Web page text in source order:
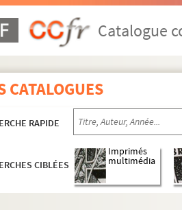
Catalogue
CATALOGUES
RAPIDE
CIBLÉES
Imprimés
multimédia